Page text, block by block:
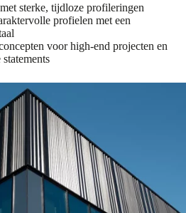
sterke, tijdloze profileringen
profielen met een
voor high-end projecten en